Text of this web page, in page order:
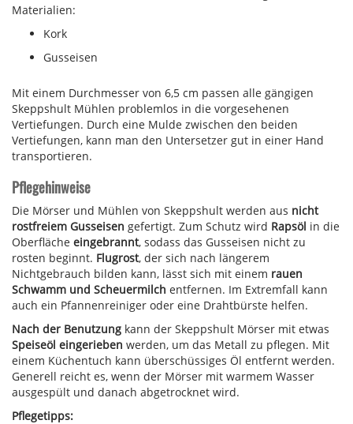
Materialien:
Kork
Gusseisen
Mit einem Durchmesser von 6,5 cm passen alle gängigen
Skeppshult Mühlen problemlos in die vorgesehenen
Vertiefungen. Durch eine Mulde zwischen den beiden
Vertiefungen, kann man den Untersetzer gut in einer Hand
transportieren.
Pflegehinweise
Die Mörser und Mühlen von Skeppshult werden aus nicht
rostfreiem Gusseisen gefertigt. Zum Schutz wird Rapsöl in die
Oberfläche eingebrannt, sodass das Gusseisen nicht zu
rosten beginnt. Flugrost, der sich nach längerem
Nichtgebrauch bilden kann, lässt sich mit einem rauen
Schwamm und Scheuermilch entfernen. Im Extremfall kann
auch ein Pfannenreiniger oder eine Drahtbürste helfen.
Nach der Benutzung kann der Skeppshult Mörser mit etwas
Speiseöl eingerieben werden, um das Metall zu pflegen. Mit
einem Küchentuch kann überschüssiges Öl entfernt werden.
Generell reicht es, wenn der Mörser mit warmem Wasser
ausgespült und danach abgetrocknet wird.
Pflegetipps: